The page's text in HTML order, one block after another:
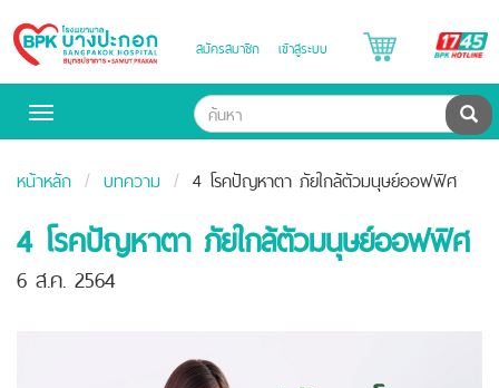
Bangpakok
Hospital
สมัครสมาชิก เข้าสู่ระบบ
Toggle
ค้น
หน้าหลัก บทความ 4 โรคปัญหาตา ภัยใกล้ตัวมนุษย์ออฟฟิศ
4 โรคปัญหาตา ภัยใกล้ตัวมนุษย์ออฟฟิศ
6 ส.ค. 2564